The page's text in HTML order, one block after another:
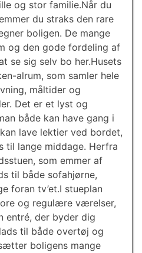
og stor familie.Når du
du straks den rare
boligen. De mange
og den gode fordeling af
se sig selv bo her.Husets
alrum, som samler hele
måltider og
Det er et lyst og
både kan have gang i
lave lektier ved bordet,
til lange middage. Herfra
som emmer af
til både sofahjørne,
foran tv’et.I stueplan
og regulære værelser,
entré, der byder dig
til både overtøj og
boligens mange